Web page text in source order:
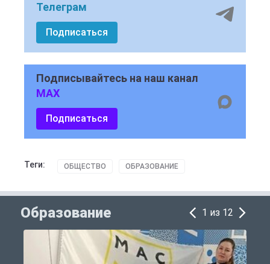
Телеграм
Подписаться
Подписывайтесь на наш канал
MAX
Подписаться
Теги: ОБЩЕСТВО ОБРАЗОВАНИЕ
Образование 1 из 12